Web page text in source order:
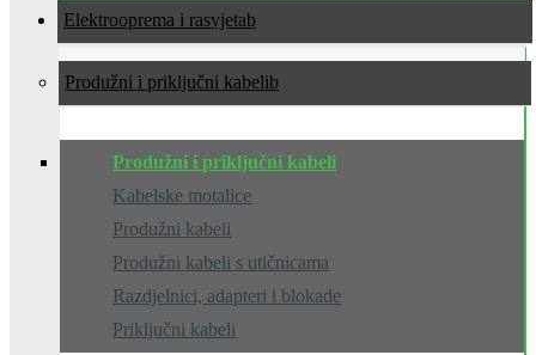
Elektrooprema i rasvjeta
Produžni i priključni kabeli
Produžni i priključni kabeli
Kabelske motalice
Produžni kabeli
Produžni kabeli s utičnicama
Razdjelnici, adapteri i blokade
Priključni kabeli